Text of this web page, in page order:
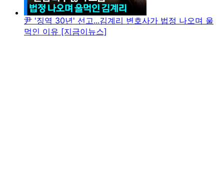
尹 '징역 30년' 선고...김계리 변호사가 법정 나오며 울
먹인 이유 [지금이뉴스]